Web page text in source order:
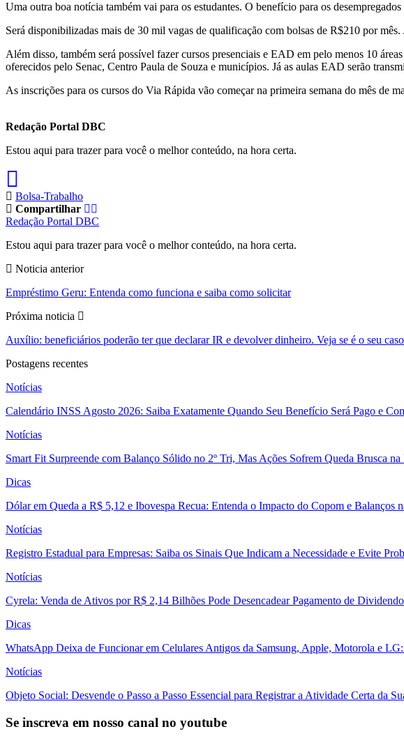
Uma outra boa notícia também vai para os estudantes. O benefício para os
Será disponibilizadas mais de 30 mil vagas de qualificação com bolsas de R$210 por
Além disso, também será possível fazer cursos presenciais e EAD em pelo menos 10
oferecidos pelo Senac, Centro Paula de Souza e municípios. Já as aulas EAD serão
As inscrições para os cursos do Via Rápida vão começar na primeira semana do mês de
Redação Portal DBC
Estou aqui para trazer para você o melhor conteúdo, na hora certa.
Bolsa-Trabalho
Compartilhar
Redação Portal DBC
Estou aqui para trazer para você o melhor conteúdo, na hora certa.
Noticia anterior
Empréstimo Geru: Entenda como funciona e saiba como solicitar
Próxima noticia
Auxílio: beneficiários poderão ter que declarar IR e devolver dinheiro. Veja se é o seu caso
Postagens recentes
Notícias
Calendário INSS Agosto 2026: Saiba Exatamente Quando Seu Benefício Será Pago e
Notícias
Smart Fit Surpreende com Balanço Sólido no 2º Tri, Mas Ações Sofrem Queda Brusca
Dicas
Dólar em Queda a R$ 5,12 e Ibovespa Recua: Entenda o Impacto do Copom e Balanços
Notícias
Registro Estadual para Empresas: Saiba os Sinais Que Indicam a Necessidade e Evite
Notícias
Cyrela: Venda de Ativos por R$ 2,14 Bilhões Pode Desencadear Pagamento de
Dicas
WhatsApp Deixa de Funcionar em Celulares Antigos da Samsung, Apple, Motorola e
Notícias
Objeto Social: Desvende o Passo a Passo Essencial para Registrar a Atividade Certa da
Se inscreva em nosso canal no youtube